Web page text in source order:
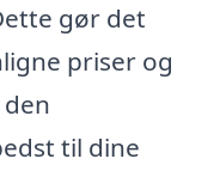
gør det
priser og
til dine